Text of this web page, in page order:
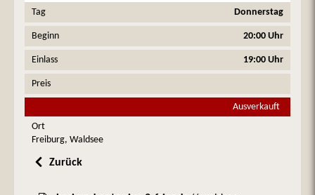
Tag Donnerstag
Beginn 20:00 Uhr
Einlass 19:00 Uhr
Preis
Ausverkauft
Ort
Freiburg, Waldsee
Zurück